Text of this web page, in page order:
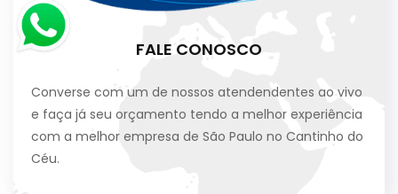
FALE CONOSCO
Converse com um de nossos atendendentes ao vivo
e faça já seu orçamento tendo a melhor experiência
com a melhor empresa de São Paulo no Cantinho do
Céu.